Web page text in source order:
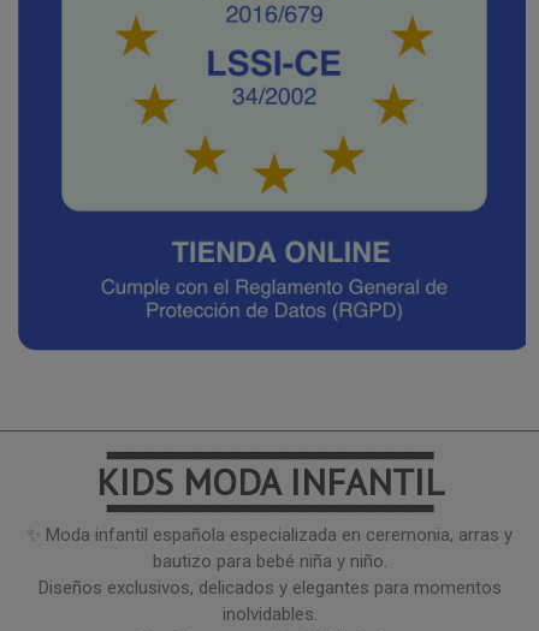
━━━━━━━━━━━━━━━
KIDS MODA INFANTIL
━━━━━━━━━━━━━━━
✨ Moda infantil española especializada en ceremonia, arras y
bautizo para bebé niña y niño.
Diseños exclusivos, delicados y elegantes para momentos
inolvidables.